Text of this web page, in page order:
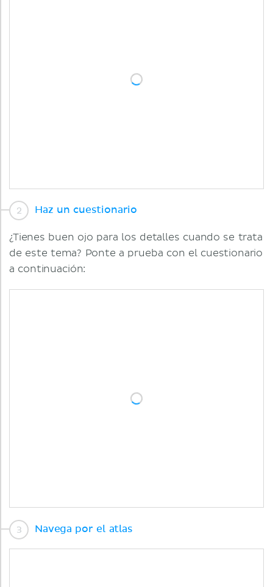
Haz un cuestionario
¿Tienes buen ojo para los detalles cuando se trata
de este tema? Ponte a prueba con el cuestionario
a continuación:
Navega por el atlas